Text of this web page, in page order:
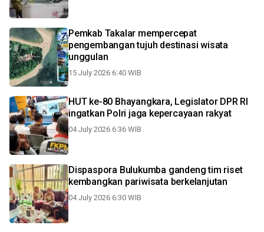
Pemkab Takalar mempercepat
pengembangan tujuh destinasi wisata
unggulan
15 July 2026 6:40 WIB
HUT ke-80 Bhayangkara, Legislator DPR RI
ingatkan Polri jaga kepercayaan rakyat
04 July 2026 6:36 WIB
Dispaspora Bulukumba gandeng tim riset
kembangkan pariwisata berkelanjutan
04 July 2026 6:30 WIB